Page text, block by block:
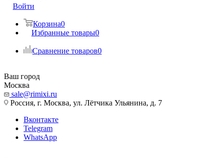
Войти
Корзина0
Избранные товары0
Сравнение товаров0
Ваш город
Москва
sale@rimixi.ru
Россия, г. Москва, ул. Лётчика Ульянина, д. 7
Вконтакте
Telegram
WhatsApp